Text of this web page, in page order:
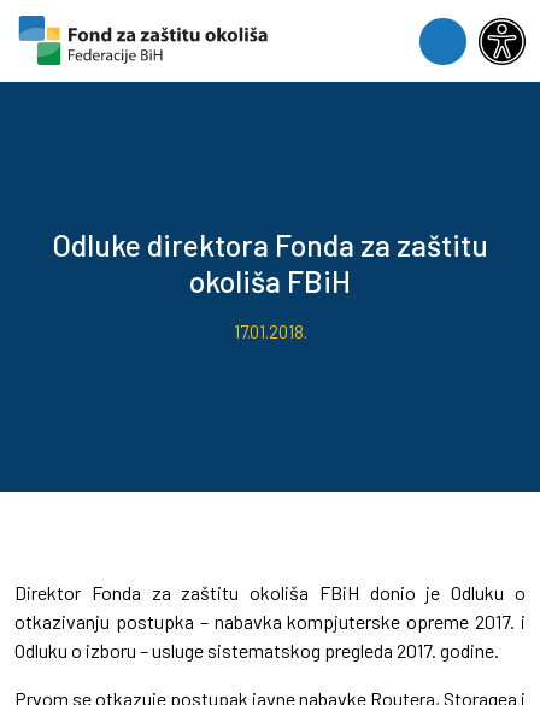
Skip to content
Skip to footer
Menu
Odluke direktora Fonda za zaštitu
okoliša FBiH
17.01.2018.
Direktor Fonda za zaštitu okoliša FBiH donio je Odluku o
otkazivanju postupka – nabavka kompjuterske opreme 2017. i
Odluku o izboru – usluge sistematskog pregleda 2017. godine.
Prvom se otkazuje postupak javne nabavke Routera, Storagea i